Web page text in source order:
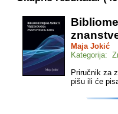
Maja Jokić
Kategorija:
Priručnik za
pišu ili će